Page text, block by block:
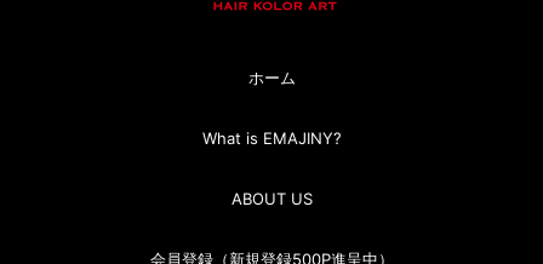
ホーム
What is EMAJINY?
ABOUT US
会員登録（新規登録500P進呈中）